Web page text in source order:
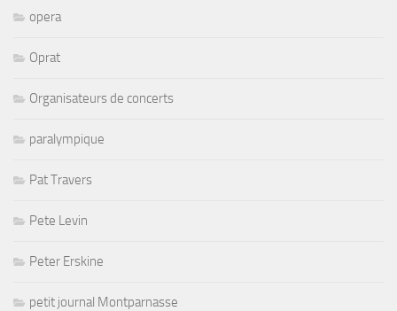
opera
Oprat
Organisateurs de concerts
paralympique
Pat Travers
Pete Levin
Peter Erskine
petit journal Montparnasse